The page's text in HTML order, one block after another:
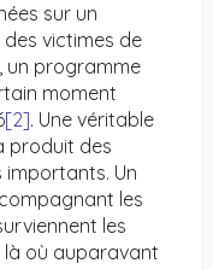
sur un
victimes de
un programme
moment
[2]. Une véritable
produit des
Un
les
les
là où auparavant